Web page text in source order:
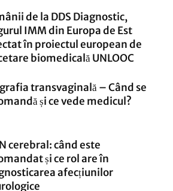
de la DDS Diagnostic,
IMM din Europa de Est
în proiectul european de
biomedicală UNLOOC
transvaginală – Când se
și ce vede medicul?
cerebral: când este
și ce rol are în
afecțiunilor